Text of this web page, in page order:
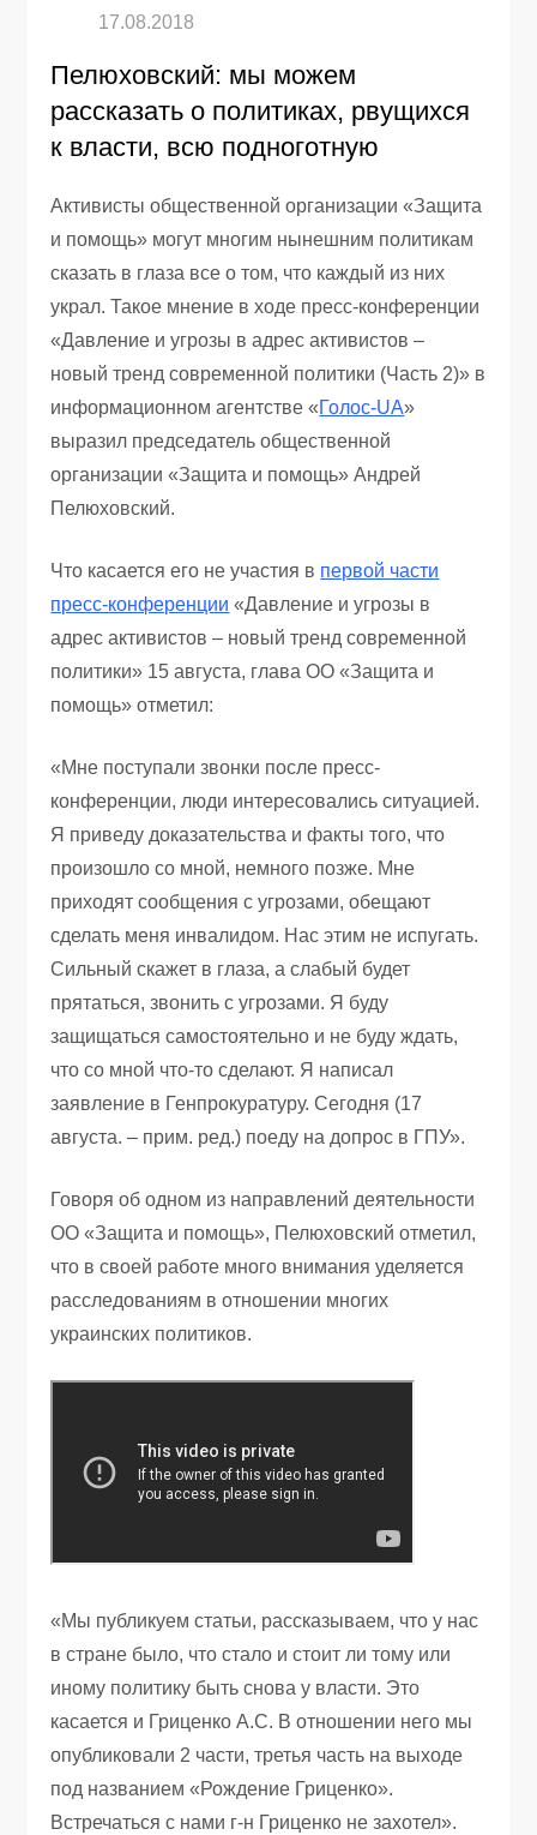
Пелюховский: мы можем
рассказать о политиках, рвущихся
к власти, всю подноготную
Активисты общественной организации «Защита
и помощь» могут многим нынешним политикам
сказать в глаза все о том, что каждый из них
украл. Такое мнение в ходе пресс-конференции
«Давление и угрозы в адрес активистов –
новый тренд современной политики (Часть 2)» в
информационном агентстве «Голос-UA»
выразил председатель общественной
организации «Защита и помощь» Андрей
Пелюховский.
Что касается его не участия в первой части
пресс-конференции «Давление и угрозы в
адрес активистов – новый тренд современной
политики» 15 августа, глава ОО «Защита и
помощь» отметил:
«Мне поступали звонки после пресс-
конференции, люди интересовались ситуацией.
Я приведу доказательства и факты того, что
произошло со мной, немного позже. Мне
приходят сообщения с угрозами, обещают
сделать меня инвалидом. Нас этим не испугать.
Сильный скажет в глаза, а слабый будет
прятаться, звонить с угрозами. Я буду
защищаться самостоятельно и не буду ждать,
что со мной что-то сделают. Я написал
заявление в Генпрокуратуру. Сегодня (17
августа. – прим. ред.) поеду на допрос в ГПУ».
Говоря об одном из направлений деятельности
ОО «Защита и помощь», Пелюховский отметил,
что в своей работе много внимания уделяется
расследованиям в отношении многих
украинских политиков.
«Мы публикуем статьи, рассказываем, что у нас
в стране было, что стало и стоит ли тому или
иному политику быть снова у власти. Это
касается и Гриценко А.С. В отношении него мы
опубликовали 2 части, третья часть на выходе
под названием «Рождение Гриценко».
Встречаться с нами г-н Гриценко не захотел».